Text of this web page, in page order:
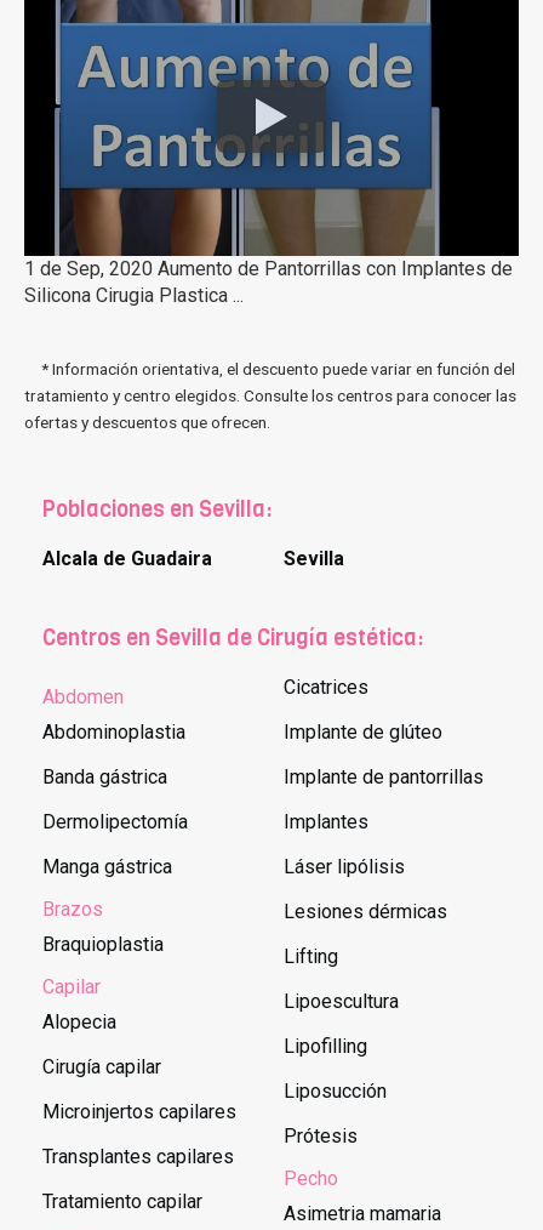
1 de Sep, 2020 Aumento de Pantorrillas con Implantes de
Silicona Cirugia Plastica ...
* Información orientativa, el descuento puede variar en función del
tratamiento y centro elegidos. Consulte los centros para conocer las
ofertas y descuentos que ofrecen.
Poblaciones en Sevilla:
Alcala de Guadaira Sevilla
Centros en Sevilla de Cirugía estética:
Abdomen
Abdominoplastia
Banda gástrica
Dermolipectomía
Manga gástrica
Brazos
Braquioplastia
Capilar
Alopecia
Cirugía capilar
Microinjertos capilares
Transplantes capilares
Tratamiento capilar
Cicatrices
Implante de glúteo
Implante de pantorrillas
Implantes
Láser lipólisis
Lesiones dérmicas
Lifting
Lipoescultura
Lipofilling
Liposucción
Prótesis
Pecho
Asimetria mamaria